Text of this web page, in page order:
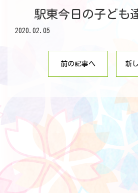
駅東今日の子ども
2020.02.05
前の記事へ 新